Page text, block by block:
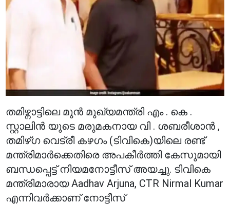
തമിഴ്നാട്ടിലെ മുൻ മുഖ്യമന്ത്രി എം . കെ .
സ്റ്റാലിൻ യുടെ മരുമകനായ വി . ശബരീശാൻ ,
തമിഴ്ഗ വെട്രീ കഴഗം (ടിവികെ)യിലെ രണ്ട്
മന്ത്രിമാർക്കെതിരെ അപകീർത്തി കേസുമായി
ബന്ധപ്പെട്ട് നിയമനോട്ടീസ് അയച്ചു. ടിവികെ
മന്ത്രിമാരായ Aadhav Arjuna, CTR Nirmal Kumar
എന്നിവർക്കാണ് നോട്ടീസ്